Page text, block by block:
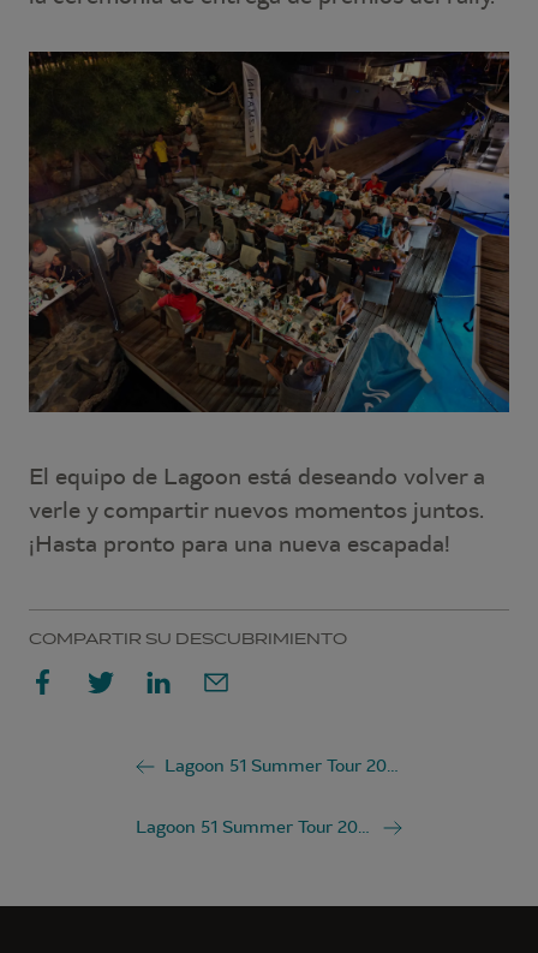
El equipo de Lagoon está deseando volver a
verle y compartir nuevos momentos juntos.
¡Hasta pronto para una nueva escapada!
COMPARTIR SU DESCUBRIMIENTO
Lagoon 51 Summer Tour 2022 – Novena escala en Olbia, Italia
Lagoon 51 Summer Tour 2022 – Décima escala en Ajaccio, Córcega